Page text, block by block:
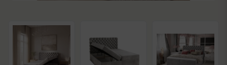
dni
Nowości